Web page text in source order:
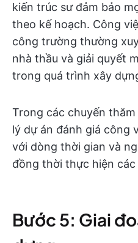
kiến trúc sư đảm bảo
theo kế hoạch. Công
công trường thường
nhà thầu và giải quyết
trong quá trình xây
Trong các chuyến
lý dự án đánh giá công
với dòng thời gian và
đồng thời thực hiện
Bước 5: Giai